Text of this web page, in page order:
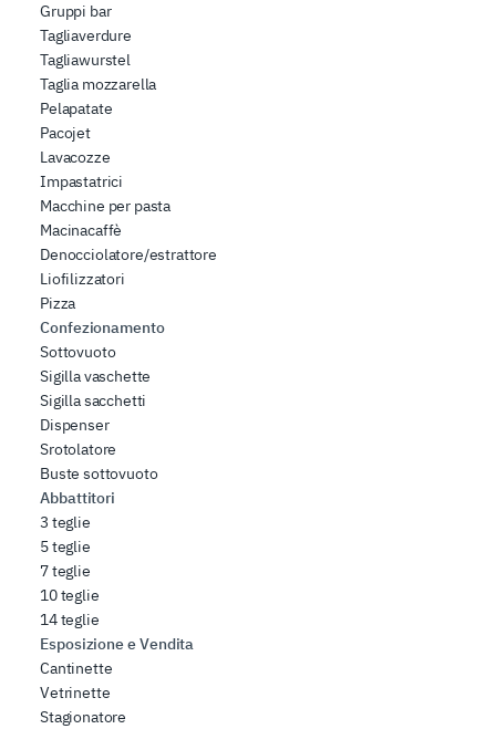
Gruppi bar
Tagliaverdure
Tagliawurstel
Taglia mozzarella
Pelapatate
Pacojet
Lavacozze
Impastatrici
Macchine per pasta
Macinacaffè
Denocciolatore/estrattore
Liofilizzatori
Pizza
Confezionamento
Sottovuoto
Sigilla vaschette
Sigilla sacchetti
Dispenser
Srotolatore
Buste sottovuoto
Abbattitori
3 teglie
5 teglie
7 teglie
10 teglie
14 teglie
Esposizione e Vendita
Cantinette
Vetrinette
Stagionatore